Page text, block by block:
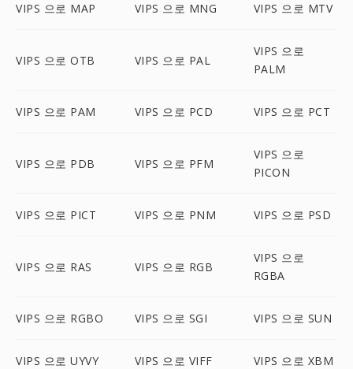
VIPS 으로 MAP VIPS 으로 MNG VIPS 으로 MTV
VIPS 으로 OTB VIPS 으로 PAL
VIPS 으로
PALM
VIPS 으로 PAM VIPS 으로 PCD VIPS 으로 PCT
VIPS 으로 PDB VIPS 으로 PFM
VIPS 으로
PICON
VIPS 으로 PICT VIPS 으로 PNM VIPS 으로 PSD
VIPS 으로 RAS VIPS 으로 RGB
VIPS 으로
RGBA
VIPS 으로 RGBO VIPS 으로 SGI VIPS 으로 SUN
VIPS 으로 UYVY VIPS 으로 VIFF VIPS 으로 XBM